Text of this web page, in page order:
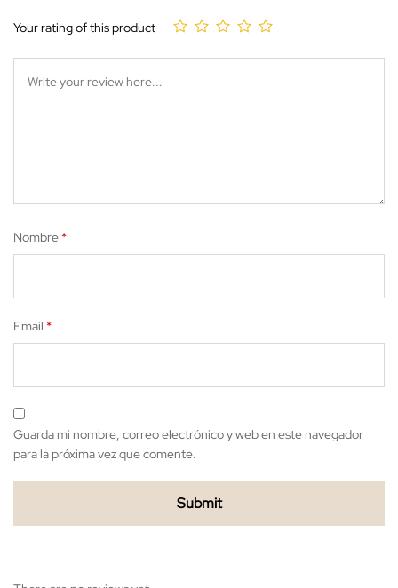
Your rating of this product
Nombre *
Email *
Guarda mi nombre, correo electrónico y web en este navegador
para la próxima vez que comente.